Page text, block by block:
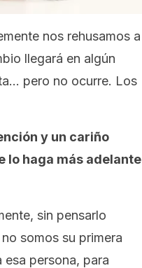
nos rehusamos a
llegará en algún
pero no ocurre. Los
y un cariño
lo haga más adelante
sin pensarlo
somos su primera
persona, para